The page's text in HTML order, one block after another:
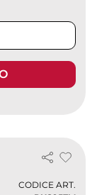
CODICE ART.